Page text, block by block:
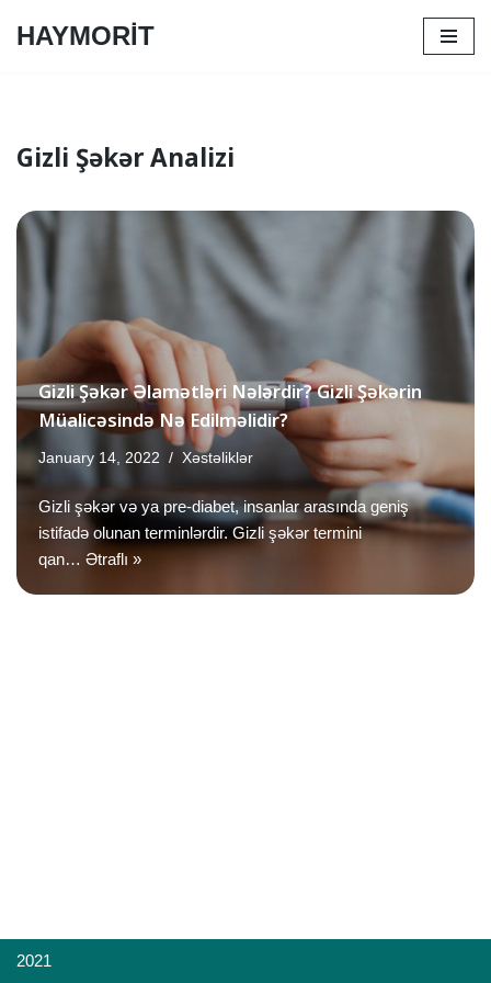
HAYMORİT
Gizli Şəkər Analizi
Gizli Şəkər Əlamətləri Nələrdir? Gizli Şəkərin
Müalicəsində Nə Edilməlidir?
January 14, 2022 Xəstəliklər
Gizli şəkər və ya pre-diabet, insanlar arasında geniş
istifadə olunan terminlərdir. Gizli şəkər termini
qan… Ətraflı »
2021